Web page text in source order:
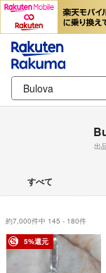
出
すべて
約7,000件中 145 - 180件
5%還元